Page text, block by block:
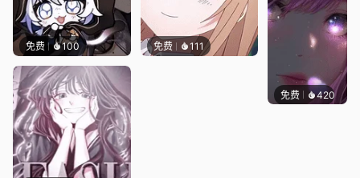
免费 100 免费 111
免费 420辰东